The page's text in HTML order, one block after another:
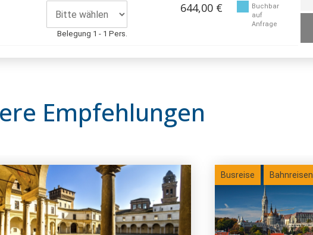
Belegung 1 - 1 Pers.
644,00 €
Buchbar
auf
Anfrage
Empfehlungen
Busreise Bahnreisen